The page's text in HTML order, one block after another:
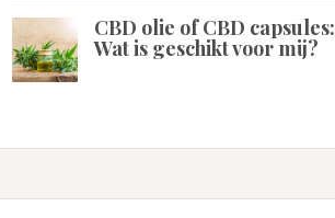
CBD olie of CBD capsules:
Wat is geschikt voor mij?